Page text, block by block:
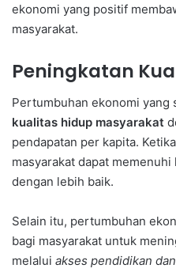
ekonomi yang positif
masyarakat.
Peningkatan
Pertumbuhan ekonomi yang
kualitas hidup masyarakat
pendapatan per kapita.
masyarakat dapat
dengan lebih baik.
Selain itu, pertumbuhan
bagi masyarakat untuk
melalui akses pendidikan